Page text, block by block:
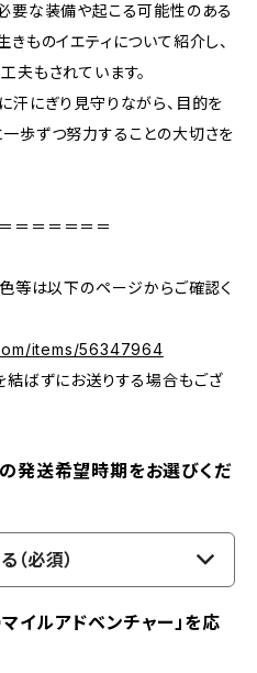
要な装備や起こる可能性のある
ものイエティについて紹介し、
夫もされています。
汗にぎり見守りながら、目的を
歩ずつ努力することの大切さを
＝＝＝＝＝＝
色等は以下のページからご確認く
items/56347964
結ばずにお送りする場合もござ
発送希望時期をお選びくだ
（必須）
イルアドベンチャー」を応